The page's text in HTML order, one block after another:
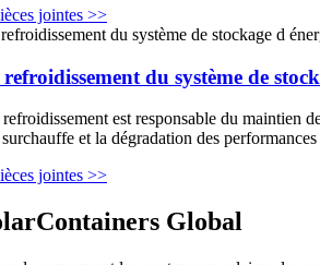
jointes >>
refroidissement du système de
est responsable du maintien
et la dégradation des performances
jointes >>
Global